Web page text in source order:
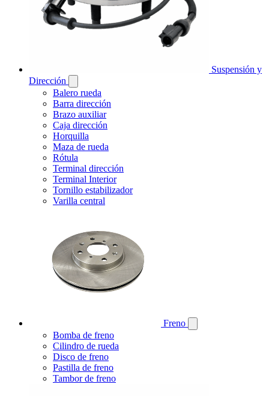
Suspensión y
Dirección
Balero rueda
Barra dirección
Brazo auxiliar
Caja dirección
Horquilla
Maza de rueda
Rótula
Terminal dirección
Terminal Interior
Tornillo estabilizador
Varilla central
Freno
Bomba de freno
Cilindro de rueda
Disco de freno
Pastilla de freno
Tambor de freno